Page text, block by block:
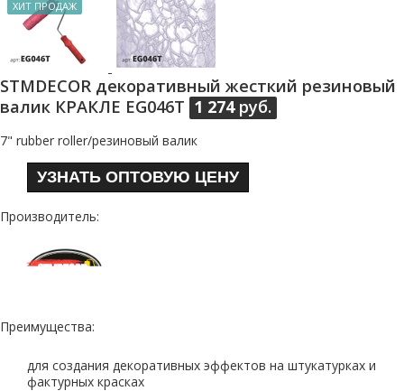
ХИТ ПРОДАЖ
STMDECOR декоративный жесткий резиновый
валик КРАКЛЕ EG046T 1 274руб.
7" rubber roller/резиновый валик
УЗНАТЬ ОПТОВУЮ ЦЕНУ
Производитель:
Преимущества:
для создания декоративных эффектов на штукатурках и
фактурных красках